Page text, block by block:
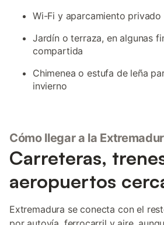
Wi-Fi y aparcamiento
Jardín o terraza, en algunas
compartida
Chimenea o estufa de leña
invierno
Cómo llegar a la
Carreteras,
aeropuertos
Extremadura se conecta con el